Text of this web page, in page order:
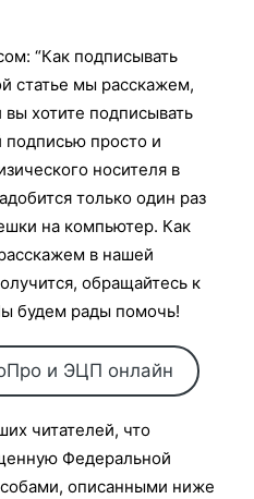
“Как подписывать
статье мы расскажем,
хотите подписывать
просто и
носителя в
только один раз
на компьютер. Как
в нашей
обращайтесь к
будем рады помочь!
и ЭЦП онлайн
читателей, что
Федеральной
описанными ниже